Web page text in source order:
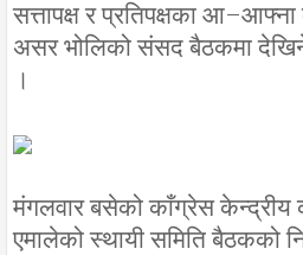
सत्तापक्ष र प्रतिपक्षका
असर भोलिको संसद बैठकमा
।
मंगलवार बसेको काँग्रेस केन्द्रीय
एमालेको स्थायी समिति बैठकको